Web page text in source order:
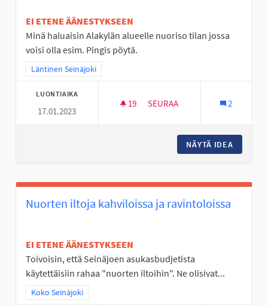
EI ETENE ÄÄNESTYKSEEN
Minä haluaisin Alakylän alueelle nuoriso tilan jossa
voisi olla esim. Pingis pöytä.
Rajaa tulokset teeman mukaan: Läntinen Seinäjoki
Läntinen Seinäjoki
LUONTIAIKA
17.01.2023
19 19 SEURAAJAA
SEURAA 2
NÄYTÄ IDEA
Nuorten iltoja kahviloissa ja ravintoloissa
EI ETENE ÄÄNESTYKSEEN
Toivoisin, että Seinäjoen asukasbudjetista
käytettäisiin rahaa "nuorten iltoihin". Ne olisivat...
Rajaa tulokset teeman mukaan: Koko Seinäjoki
Koko Seinäjoki